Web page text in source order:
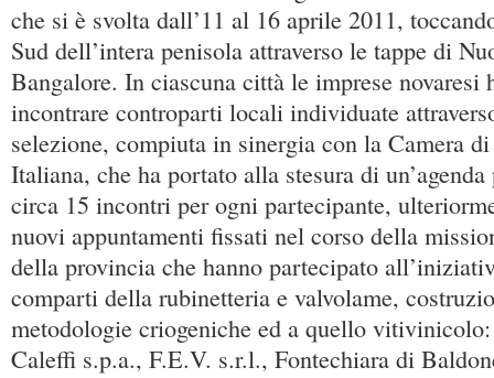
che si è svolta dall’11 al 16 aprile 2011,
Sud dell’intera penisola attraverso le tappe di
Bangalore. In ciascuna città le imprese novaresi
incontrare controparti locali individuate
selezione, compiuta in sinergia con la Camera
Italiana, che ha portato alla stesura di
circa 15 incontri per ogni partecipante,
nuovi appuntamenti fissati nel corso della
della provincia che hanno partecipato
comparti della rubinetteria e valvolame,
metodologie criogeniche ed a quello
Caleffi s.p.a., F.E.V. s.r.l., Fontechiara di